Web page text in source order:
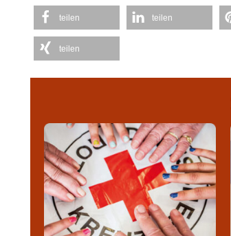
teilen teilen
teilen